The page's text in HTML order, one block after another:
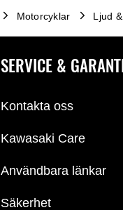
Motorcyklar Ljud
SERVICE &
Kontakta oss
Kawasaki Care
Användbara länkar
Säkerhet